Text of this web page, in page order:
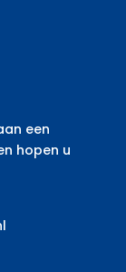
een
hopen u